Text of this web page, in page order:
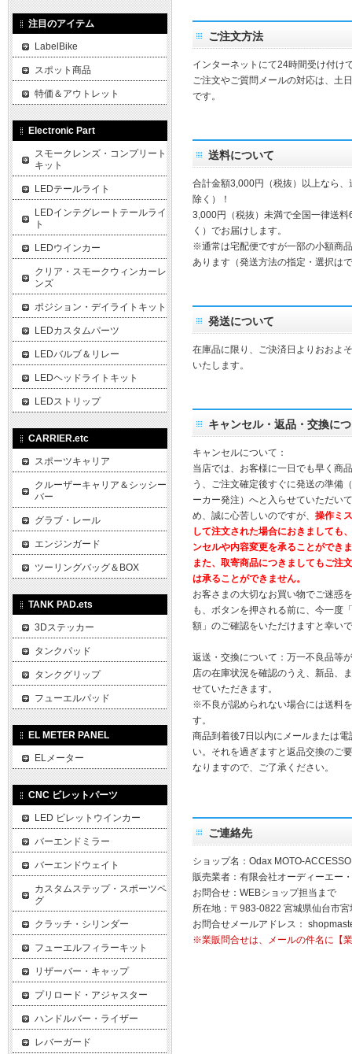
ご注文方法
インターネットにて24時間受け付け
ご注文やご質問メールの対応は、土
です。
送料について
合計金額3,000円（税抜）以上なら
除く）！
3,000円（税抜）未満で全国一律送
く）でお届けします。
※通常は宅配便ですが一部の小額商
あります（発送方法の指定・選択は
発送について
在庫品に限り、ご決済日よりおおよ
いたします。
キャンセル・返品・交換に
キャンセルについて：
当店では、お客様に一日でも早く商
う、ご注文確定後すぐに発送の準備
ーカー発注）へと入らせていただい
め、誠に心苦しいのですが、 操作ミ
して注文された場合におきましても
ンセルや内容変更を承ることができ
また、取寄商品につきましてもご注
は承ることができません。
お客さまの大切なお買い物でご迷惑
も、ボタンを押される前に、今一度
額」のご確認をいただけますと幸い
返送・交換について：万一不良品等
店の在庫状況を確認のうえ、新品、
せていただきます。
※不良が認められない場合には送料
す。
商品到着後7日以内にメールまたは
い。それを過ぎますと返品交換のご
なりますので、ご了承ください。
ご連絡先
ショップ名：Odax MOTO-
販売業者：有限会社オーディーエー
お問合せ：WEBショップ担当まで
所在地：〒983-0822 宮城県仙台市
お問合せメールアドレス：
※業販問合せは、メールの件名に【
注目のアイテム
LabelBike
スポット商品
特価＆アウトレット
Electronic Part
スモークレンズ・コンプリート
キット
LEDテールライト
LEDインテグレートテールライ
ト
LEDウインカー
クリア・スモークウィンカーレ
ンズ
ポジション・デイライトキット
LEDカスタムパーツ
LEDバルブ＆リレー
LEDヘッドライトキット
LEDストリップ
CARRIER.etc
スポーツキャリア
クルーザーキャリア＆シッシー
バー
グラブ・レール
エンジンガード
ツーリングバッグ＆BOX
TANK PAD.ets
3Dステッカー
タンクパッド
タンクグリップ
フューエルパッド
EL METER PANEL
ELメーター
CNC ビレットパーツ
LED ビレットウインカー
バーエンドミラー
バーエンドウェイト
カスタムステップ・スポーツペ
グ
クラッチ・シリンダー
フューエルフィラーキット
リザーバー・キャップ
プリロード・アジャスター
ハンドルバー・ライザー
レバーガード